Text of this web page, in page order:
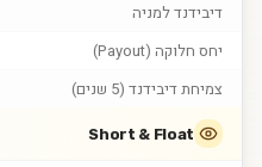
דיבידנד למניה
יחס חלוקה (Payout)
צמיחת דיבידנד (5 שנים)
Short & Float